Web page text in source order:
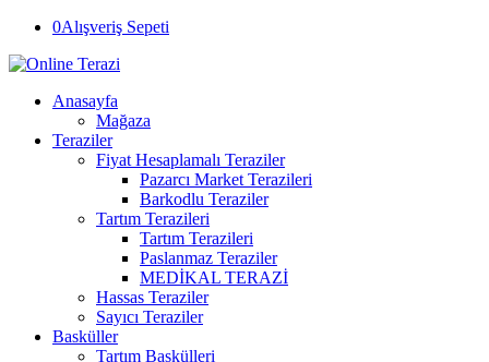
0Alışveriş Sepeti
Anasayfa
Mağaza
Teraziler
Fiyat Hesaplamalı Teraziler
Pazarcı Market Terazileri
Barkodlu Teraziler
Tartım Terazileri
Tartım Terazileri
Paslanmaz Teraziler
MEDİKAL TERAZİ
Hassas Teraziler
Sayıcı Teraziler
Basküller
Tartım Baskülleri